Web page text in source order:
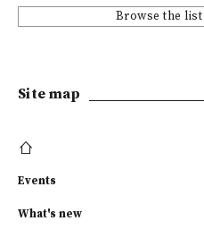
Browse the
Site map
Events
What's new